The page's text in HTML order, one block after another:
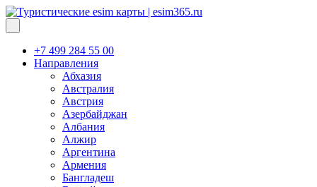
+7 499 284 55 00
Направления
Абхазия
Австралия
Австрия
Азербайджан
Албания
Алжир
Аргентина
Армения
Бангладеш